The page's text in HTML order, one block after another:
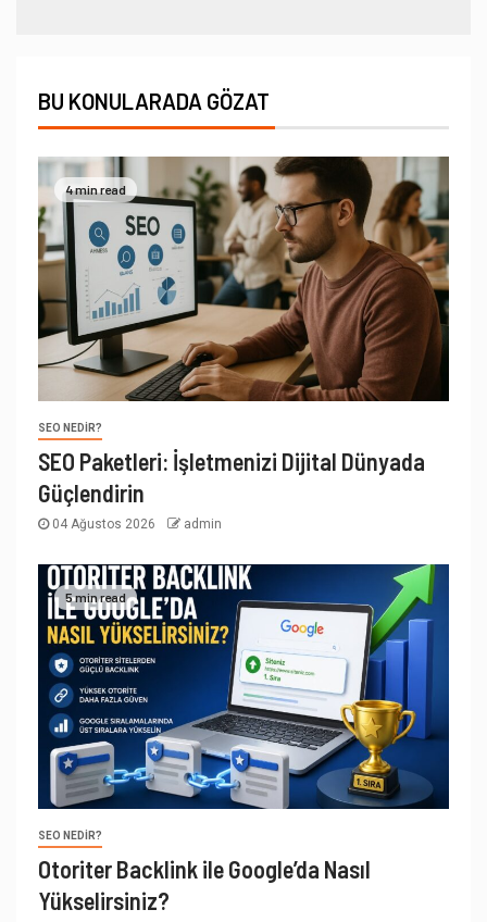
BU KONULARADA GÖZAT
4 min read
SEO NEDIR?
SEO Paketleri: İşletmenizi Dijital Dünyada
Güçlendirin
04 Ağustos 2026 admin
5 min read
SEO NEDIR?
Otoriter Backlink ile Google’da Nasıl
Yükselirsiniz?